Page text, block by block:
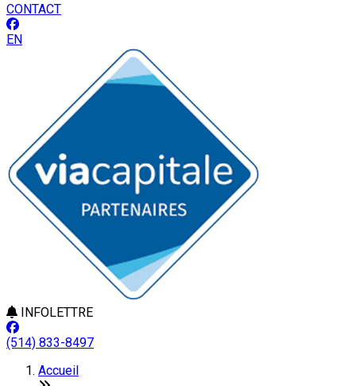
CONTACT
EN
INFOLETTRE
(514) 833-8497
Accueil